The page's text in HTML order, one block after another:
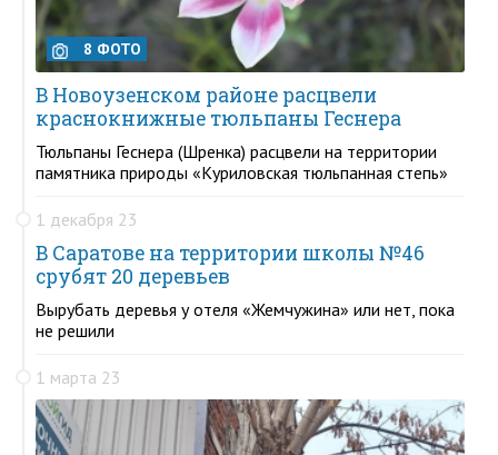
8 ФОТО
В Новоузенском районе расцвели
краснокнижные тюльпаны Геснера
Тюльпаны Геснера (Шренка) расцвели на территории
памятника природы «Куриловская тюльпанная степь»
1 декабря 23
В Саратове на территории школы №46
срубят 20 деревьев
Вырубать деревья у отеля «Жемчужина» или нет, пока
не решили
1 марта 23